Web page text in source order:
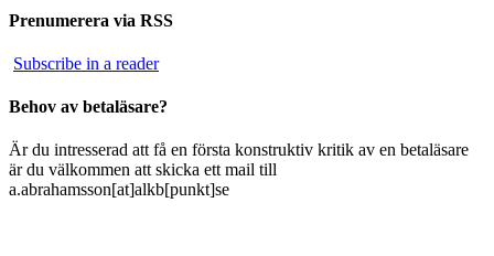
Prenumerera via RSS
Subscribe in a reader
Behov av betaläsare?
Är du intresserad att få en första konstruktiv kritik av en betaläsare
är du välkommen att skicka ett mail till
a.abrahamsson[at]alkb[punkt]se